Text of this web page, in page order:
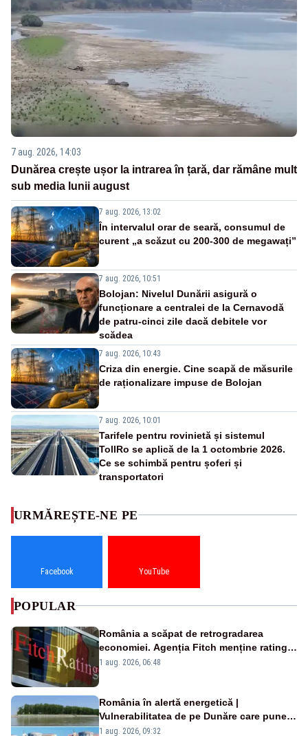
7 aug. 2026, 14:03
Dunărea crește ușor la intrarea în țară, dar rămâne mult
sub media lunii august
7 aug. 2026, 13:02
În intervalul orar de seară, consumul de
curent „a scăzut cu 200-300 de megawați”
7 aug. 2026, 10:51
Bolojan: Nivelul Dunării asigură o
funcționare a centralei de la Cernavodă
de patru-cinci zile dacă debitele vor
scădea
7 aug. 2026, 10:43
Criza din energie. Cine scapă de măsurile
de raționalizare impuse de Bolojan
7 aug. 2026, 10:01
Tarifele pentru rovinietă și sistemul
TollRo se aplică de la 1 octombrie 2026.
Ce se schimbă pentru șoferi și
transportatori
URMĂREȘTE-NE PE
Facebook YouTube
POPULAR
România a scăpat de retrogradarea
economiei. Agenția Fitch menține ratingul
„BBB-” cu perspectivă negativă
1 aug. 2026, 06:48
România în alertă energetică |
Vulnerabilitatea de pe Dunăre care pune
în pericol Centrala Cernavodă era
1 aug. 2026, 09:32